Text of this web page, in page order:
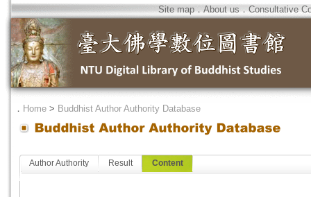
Site map．About us．Consultative
． Home > Buddhist Author Authority Database
Author Authority Result Content